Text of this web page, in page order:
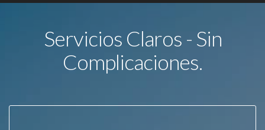
Servicios Claros - Sin
Complicaciones.